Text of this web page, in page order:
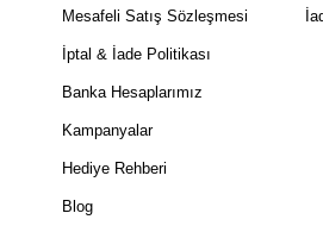
Mesafeli Satış Sözleşmesi
İptal & İade Politikası
Banka Hesaplarımız
Kampanyalar
Hediye Rehberi
Blog